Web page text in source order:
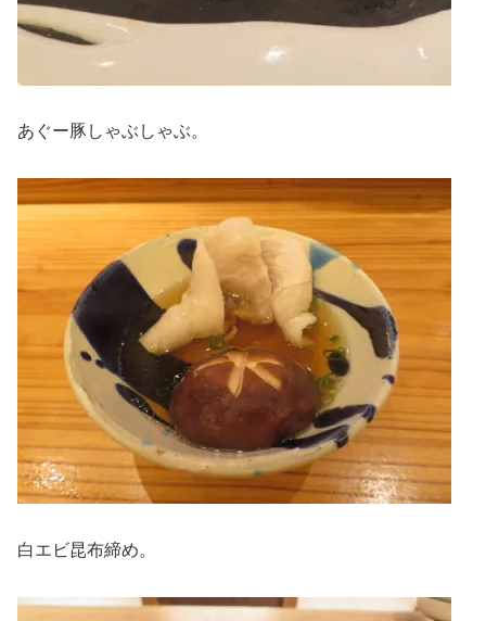
あぐー豚しゃぶしゃぶ。
白エビ昆布締め。